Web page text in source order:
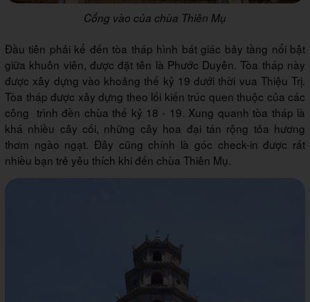
Cổng vào của chùa Thiên Mụ
Đầu tiên phải kể đến tòa tháp hình bát giác bảy tầng nổi bật
giữa khuôn viên, được đặt tên là Phước Duyên. Tòa tháp này
được xây dựng vào khoảng thế kỷ 19 dưới thời vua Thiệu Trị.
Tòa tháp được xây dựng theo lối kiến trúc quen thuộc của các
công trình đền chùa thế kỷ 18 - 19. Xung quanh tòa tháp là
khá nhiều cây cối, những cây hoa đại tán rộng tỏa hương
thơm ngào ngạt. Đây cũng chính là góc check-in được rất
nhiều bạn trẻ yêu thích khi đến chùa Thiên Mụ.